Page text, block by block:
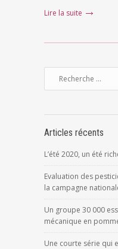
Lire la suite
Articles récents
L’été 2020, un été
Evaluation des
la campagne
Un groupe 30 000
mécanique en
Une courte série qui